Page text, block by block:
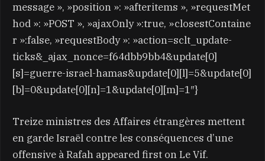
message », »position »: »afteritems », »requestMet
hod »: »POST », »ajaxOnly »:true, »closestContaine
r »:false, »requestBody »: »action=sclt_update-
ticks&_ajax_nonce=f64dbb9bb4&update[0]
[s]=guerre-israel-hamas&update[0][l]=5&update[0]
[b]=0&update[0][n]=1&update[0][m]=1″}
Treize ministres des Affaires étrangères mettent
en garde Israël contre les conséquences d’une
offensive à Rafah appeared first on Le Vif.